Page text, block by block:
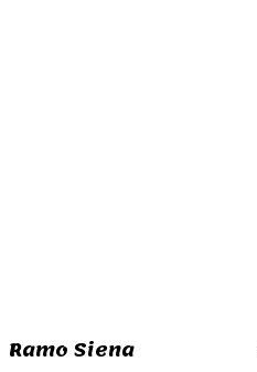
Ramo Siena